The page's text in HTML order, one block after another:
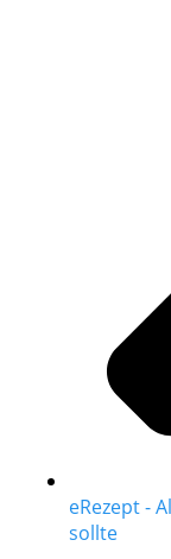
eRezept -
sollte